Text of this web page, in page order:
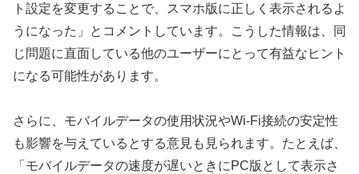
ト設定を変更することで、スマホ版に正しく表示されるよ
うになった」とコメントしています。こうした情報は、同
じ問題に直面している他のユーザーにとって有益なヒント
になる可能性があります。
さらに、モバイルデータの使用状況やWi-Fi接続の安定性
も影響を与えているとする意見も見られます。たとえば、
「モバイルデータの速度が遅いときにPC版として表示さ